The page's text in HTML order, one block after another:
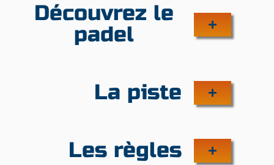
Découvrez le
padel
La piste
Les règles